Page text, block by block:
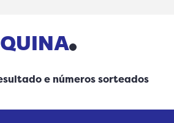
QUINA
e números sorteados